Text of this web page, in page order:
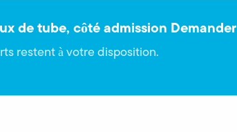
de tube, côté admission Demander
restent à votre disposition.